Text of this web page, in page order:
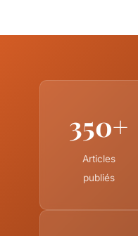
350+
Articles
publiés